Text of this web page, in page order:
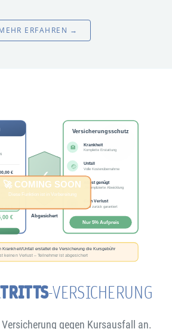
ERFAHREN →
-VERSICHERUNG
gegen Kursausfall an.